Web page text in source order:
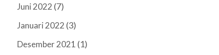
Juni 2022 (7)
Januari 2022 (3)
Desember 2021 (1)